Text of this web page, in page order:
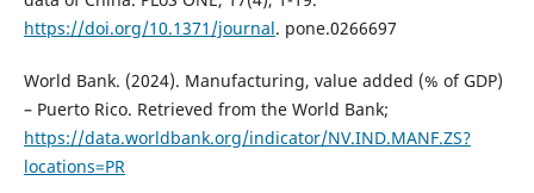
https://doi.org/10.1371/journal. pone.0266697
World Bank. (2024). Manufacturing, value added (% of GDP)
– Puerto Rico. Retrieved from the World Bank;
https://data.worldbank.org/indicator/NV.IND.MANF.ZS?
locations=PR